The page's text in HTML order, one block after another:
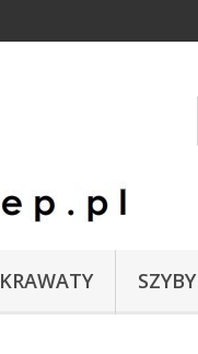
KRAWATY SZYBY